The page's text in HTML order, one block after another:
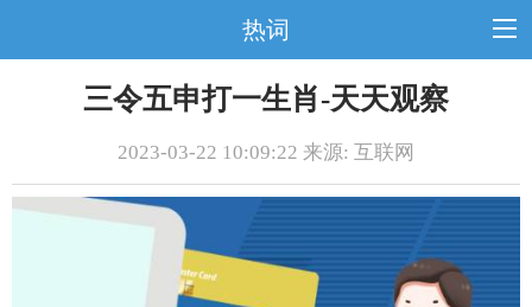
热词
三令五申打一生肖-天天观察
2023-03-22 10:09:22 来源: 互联网